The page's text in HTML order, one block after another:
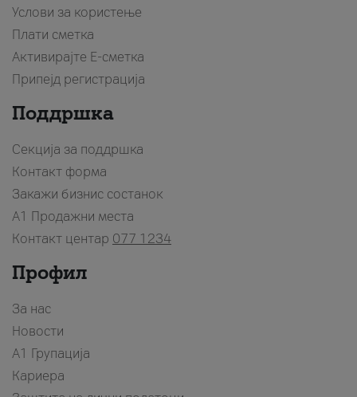
Услови за користење
Плати сметка
Активирајте Е-сметка
Припејд регистрација
Поддршка
Секција за поддршка
Контакт форма
Закажи бизнис состанок
A1 Продажни места
Контакт центар 077 1234
Профил
За нас
Новости
А1 Групација
Кариера